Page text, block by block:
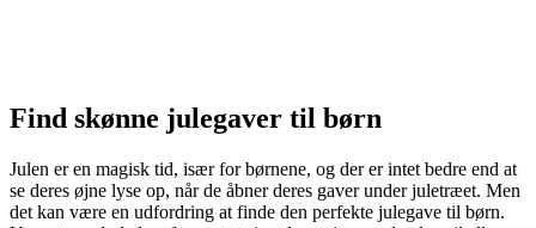
Find skønne julegaver til børn
Julen er en magisk tid, især for børnene, og der er intet bedre end at
se deres øjne lyse op, når de åbner deres gaver under juletræet. Men
det kan være en udfordring at finde den perfekte julegave til børn.